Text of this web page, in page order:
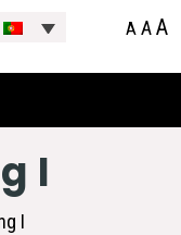
A AA
I
I